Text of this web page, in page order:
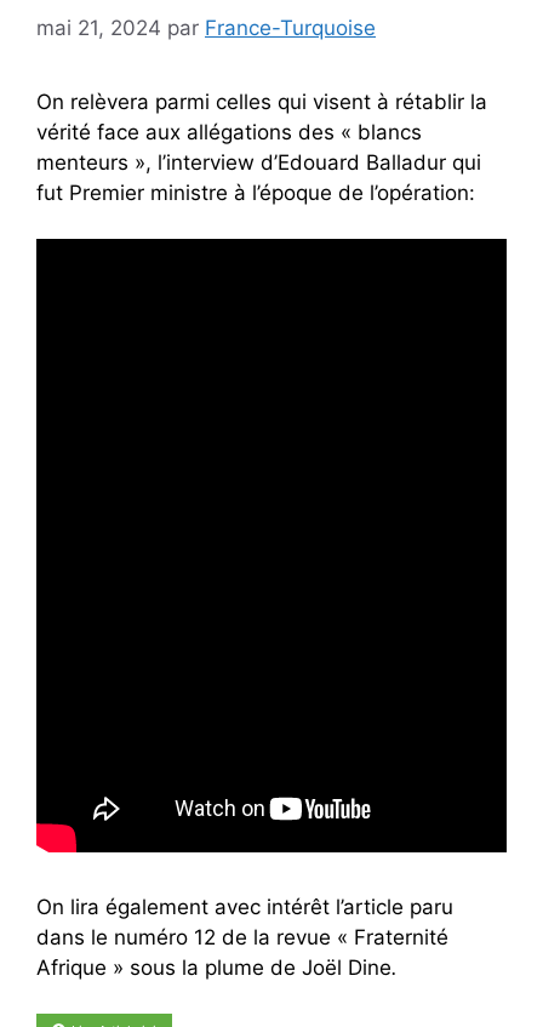
mai 21, 2024 par France-Turquoise
On relèvera parmi celles qui visent à rétablir la
vérité face aux allégations des « blancs
menteurs », l’interview d’Edouard Balladur qui
fut Premier ministre à l’époque de l’opération:
On lira également avec intérêt l’article paru
dans le numéro 12 de la revue « Fraternité
Afrique » sous la plume de Joël Dine.